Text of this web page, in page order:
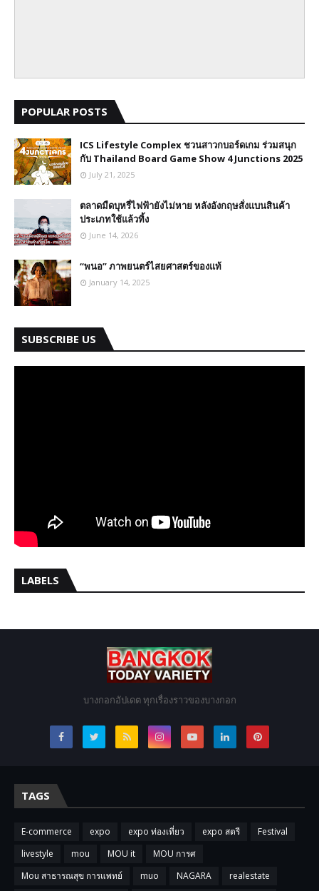
POPULAR POSTS
ICS Lifestyle Complex ชวนสาวกบอร์ดเกม ร่วมสนุก
กับ Thailand Board Game Show 4 Junctions 2025
July 21, 2025
ตลาดมืดบุหรี่ไฟฟ้ายังไม่หาย หลังอังกฤษสั่งแบนสินค้า
ประเภทใช้แล้วทิ้ง
June 14, 2026
“พนอ” ภาพยนตร์ไสยศาสตร์ของแท้
January 14, 2025
SUBSCRIBE US
LABELS
บางกอกอัปเดต ทุกเรื่องราวของบางกอก
TAGS
E-commerce expo expo ท่องเที่ยว expo สตรี
Festival
livestyle
mou MOU it
MOU การศ
Mou สาธารณสุข การแพทย์
muo NAGARA
realestate